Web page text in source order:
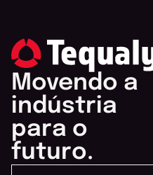
Movendo a
indústria
para o
futuro.